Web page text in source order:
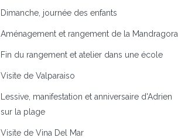
Dimanche, journée des enfants
Aménagement et rangement de la Mandragora
Fin du rangement et atelier dans une école
Visite de Valparaiso
Lessive, manifestation et anniversaire d'Adrien
sur la plage
Visite de Vina Del Mar